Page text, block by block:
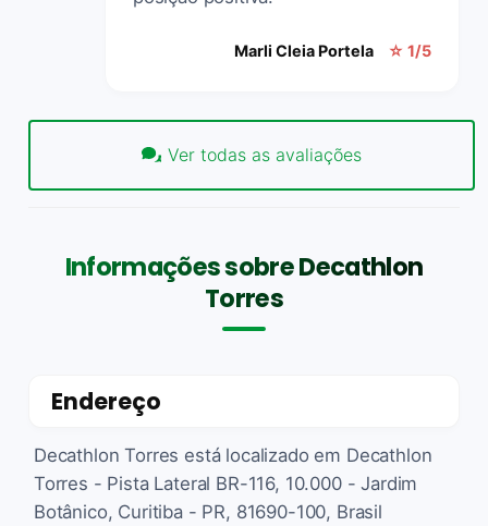
Marli Cleia Portela ☆ 1/5
Ver todas as avaliações
Informações sobre Decathlon
Torres
Endereço
Decathlon Torres está localizado em Decathlon
Torres - Pista Lateral BR-116, 10.000 - Jardim
Botânico, Curitiba - PR, 81690-100, Brasil